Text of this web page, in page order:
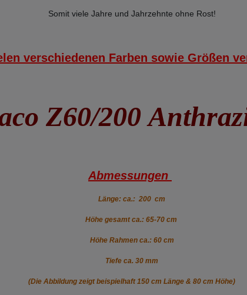
Somit viele Jahre und Jahrzehnte ohne Rost!
verschiedenen Farben sowie Größen
Z60/200
Abmessungen
Länge: ca.: 200 cm
Höhe gesamt ca.: 65-70 cm
Höhe Rahmen ca.: 60 cm
Tiefe ca. 30 mm
(Die Abbildung zeigt beispielhaft 150 cm Länge & 80 cm Höhe)